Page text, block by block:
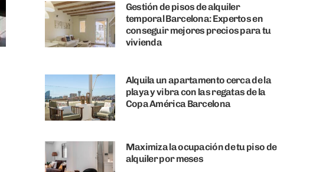
Gestión de pisos de alquiler
temporal Barcelona: Expertos en
conseguir mejores precios para tu
vivienda
Alquila un apartamento cerca de la
playa y vibra con las regatas de la
Copa América Barcelona
Maximiza la ocupación de tu piso de
alquiler por meses